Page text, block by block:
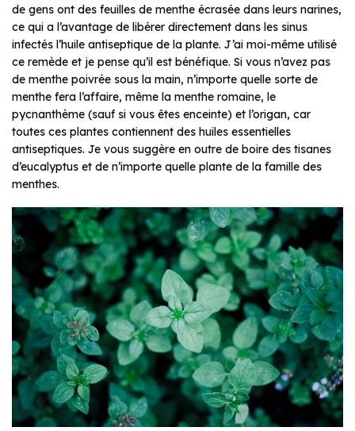
de gens ont des feuilles de menthe écrasée dans leurs narines,
ce qui a l’avantage de libérer directement dans les sinus
infectés l’huile antiseptique de la plante. J’ai moi-même utilisé
ce remède et je pense qu’il est bénéfique. Si vous n’avez pas
de menthe poivrée sous la main, n’importe quelle sorte de
menthe fera l’affaire, même la menthe romaine, le
pycnanthème (sauf si vous êtes enceinte) et l’origan, car
toutes ces plantes contiennent des huiles essentielles
antiseptiques. Je vous suggère en outre de boire des tisanes
d’eucalyptus et de n’importe quelle plante de la famille des
menthes.